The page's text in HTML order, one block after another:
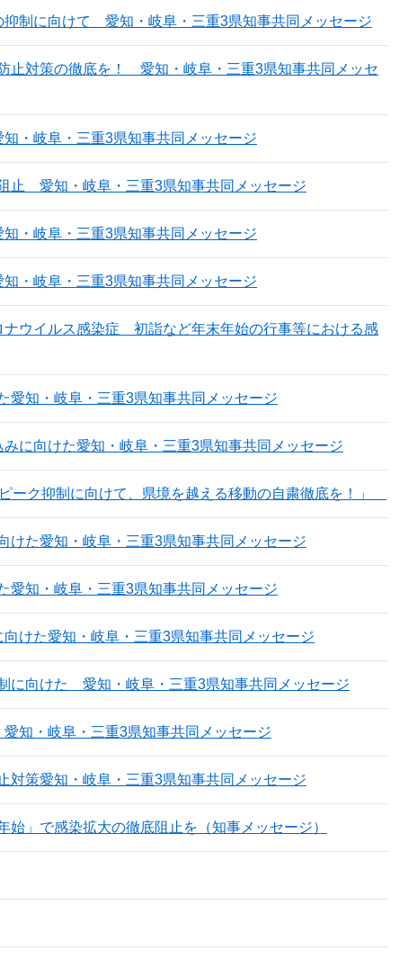
制に向けて 愛知・岐阜・三重3県知事共同メッセージ
対策の徹底を！ 愛知・岐阜・三重3県知事共同メッセ
・岐阜・三重3県知事共同メッセージ
止 愛知・岐阜・三重3県知事共同メッセージ
・岐阜・三重3県知事共同メッセージ
・岐阜・三重3県知事共同メッセージ
ウイルス感染症 初詣など年末年始の行事等における感
知・岐阜・三重3県知事共同メッセージ
に向けた愛知・岐阜・三重3県知事共同メッセージ
ーク抑制に向けて、県境を越える移動の自粛徹底を！」
た愛知・岐阜・三重3県知事共同メッセージ
知・岐阜・三重3県知事共同メッセージ
けた愛知・岐阜・三重3県知事共同メッセージ
に向けた 愛知・岐阜・三重3県知事共同メッセージ
知・岐阜・三重3県知事共同メッセージ
対策愛知・岐阜・三重3県知事共同メッセージ
」で感染拡大の徹底阻止を（知事メッセージ）